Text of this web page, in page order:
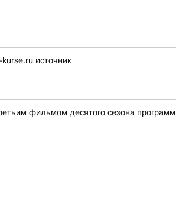
источник
фильмом десятого сезона